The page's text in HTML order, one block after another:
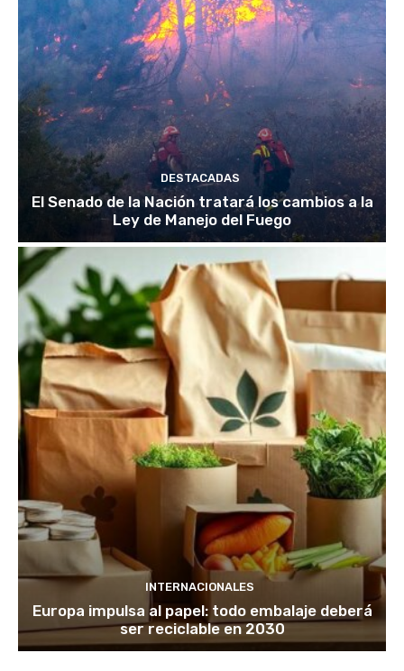
DESTACADAS
El Senado de la Nación tratará los cambios a la
Ley de Manejo del Fuego
INTERNACIONALES
Europa impulsa al papel: todo embalaje deberá
ser reciclable en 2030